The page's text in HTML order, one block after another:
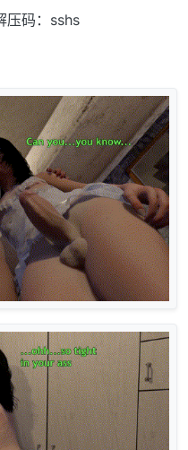
压码：sshs